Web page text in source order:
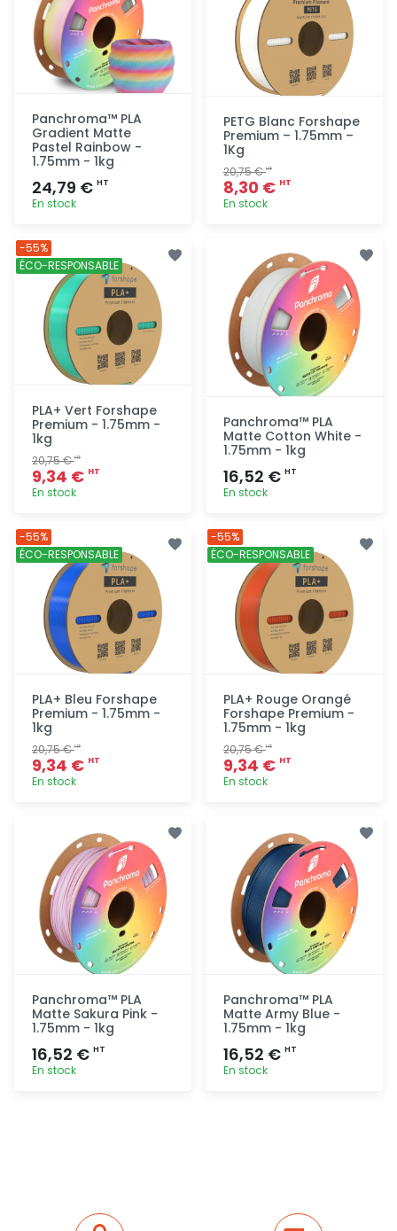
Panchroma™ PLA
Gradient Matte
Pastel Rainbow -
1.75mm - 1kg
24,79 € HT
En stock
rapide
PETG Blanc Forshape
Premium – 1.75mm –
1Kg
20,75 €HT
8,30 € HT
En stock
rapide
PLA+ Vert Forshape
Premium - 1.75mm -
1kg
20,75 €HT
9,34 € HT
En stock
rapide
-55%
ÉCO-RESPONSABLE
Panchroma™ PLA
Matte Cotton White -
1.75mm - 1kg
16,52 € HT
En stock
rapide
PLA+ Bleu Forshape
Premium - 1.75mm -
1kg
20,75 €HT
9,34 € HT
En stock
rapide
-55%
ÉCO-RESPONSABLE
PLA+ Rouge Orangé
Forshape Premium -
1.75mm - 1kg
20,75 €HT
9,34 € HT
En stock
rapide
-55%
ÉCO-RESPONSABLE
Panchroma™ PLA
Matte Sakura Pink -
1.75mm - 1kg
16,52 € HT
En stock
Panchroma™ PLA
Matte Army Blue -
1.75mm - 1kg
16,52 € HT
En stock